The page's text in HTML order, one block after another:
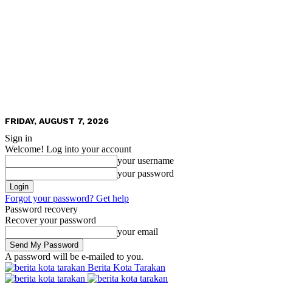
FRIDAY, AUGUST 7, 2026
Sign in
Welcome! Log into your account
your username
your password
Forgot your password? Get help
Password recovery
Recover your password
your email
A password will be e-mailed to you.
Berita Kota Tarakan